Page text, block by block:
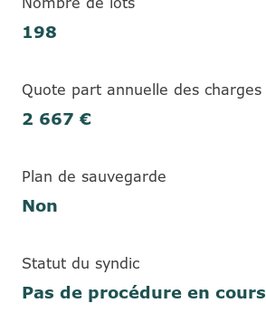
198
Quote part annuelle des charges
2 667 €
Plan de sauvegarde
Non
Statut du syndic
Pas de procédure en cours